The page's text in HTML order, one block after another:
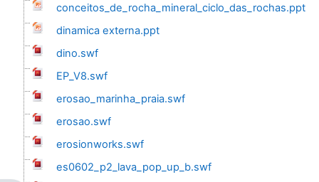
conceitos_de_rocha_mineral_ciclo_das_rochas.ppt
dinamica externa.ppt
dino.swf
EP_V8.swf
erosao_marinha_praia.swf
erosao.swf
erosionworks.swf
es0602_p2_lava_pop_up_b.swf